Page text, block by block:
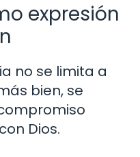
expresión
no se limita a
bien, se
Dios.